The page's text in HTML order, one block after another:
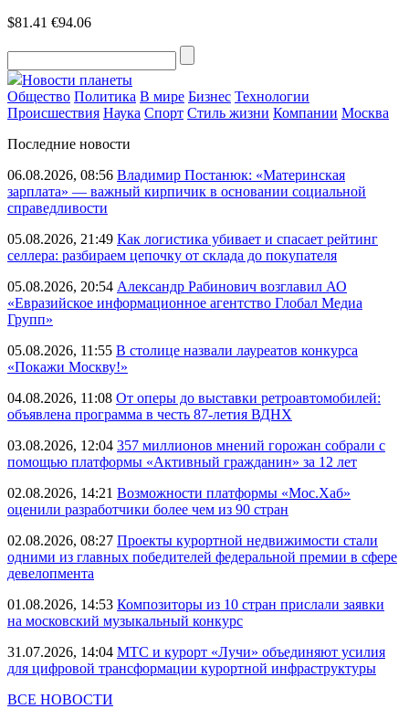
$81.41 €94.06
Новости планеты
Общество Политика В мире Бизнес Технологии
Происшествия Наука Спорт Стиль жизни Компании Москва
Последние новости
06.08.2026, 08:56 Владимир Постанюк: «Материнская
зарплата» — важный кирпичик в основании социальной
справедливости
05.08.2026, 21:49 Как логистика убивает и спасает рейтинг
селлера: разбираем цепочку от склада до покупателя
05.08.2026, 20:54 Александр Рабинович возглавил АО
«Евразийское информационное агентство Глобал Медиа
Групп»
05.08.2026, 11:55 В столице назвали лауреатов конкурса
«Покажи Москву!»
04.08.2026, 11:08 От оперы до выставки ретроавтомобилей:
объявлена программа в честь 87-летия ВДНХ
03.08.2026, 12:04 357 миллионов мнений горожан собрали с
помощью платформы «Активный гражданин» за 12 лет
02.08.2026, 14:21 Возможности платформы «Мос.Хаб»
оценили разработчики более чем из 90 стран
02.08.2026, 08:27 Проекты курортной недвижимости стали
одними из главных победителей федеральной премии в сфере
девелопмента
01.08.2026, 14:53 Композиторы из 10 стран прислали заявки
на московский музыкальный конкурс
31.07.2026, 14:04 МТС и курорт «Лучи» объединяют усилия
для цифровой трансформации курортной инфраструктуры
ВСЕ НОВОСТИ